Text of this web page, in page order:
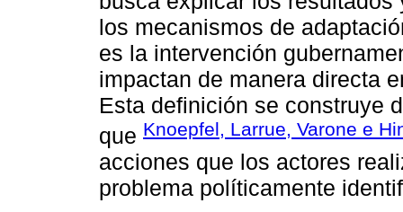
los mecanismos de
es la intervención
impactan de manera directa
Esta definición se construye
que Knoepfel, Larrue, Varone e
acciones que los actores
problema políticamente